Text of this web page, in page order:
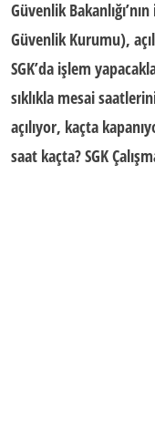
Güvenlik
Güvenlik Kurumu),
SGK’da işlem
sıklıkla mesai
açılıyor, kaçta
saat kaçta?SGK